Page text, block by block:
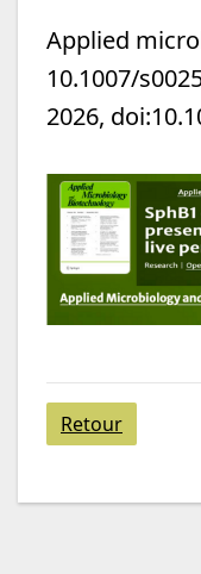
Applied
10.1007/
2026,
Retour